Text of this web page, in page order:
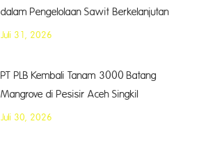
dalam Pengelolaan Sawit Berkelanjutan
Juli 31, 2026
PT PLB Kembali Tanam 3000 Batang
Mangrove di Pesisir Aceh Singkil
Juli 30, 2026